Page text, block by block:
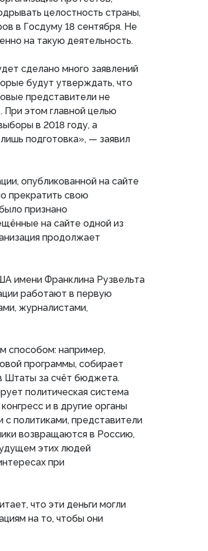
целостность страны,
в Госдуму 18 сентября. Не
на такую деятельность.
сделано много заявлений
будут утверждать, что
представители не
этом главной целью
в 2018 году, а
подготовка», — заявил
опубликованной на сайте
прекратить свою
признано
на сайте одной из
продолжает
имени Франклина Рузвельта
работают в первую
журналистами,
способом: например,
программы, собирает
Штаты за счёт бюджета.
политическая система
и в другие органы
с политиками, представители
возвращаются в Россию,
этих людей
при
что эти деньги могли
на то, чтобы они